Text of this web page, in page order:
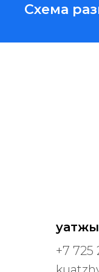
Схема
+7 725